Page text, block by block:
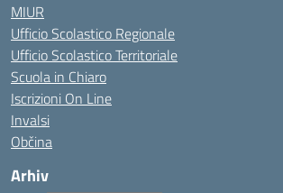
MIUR
Ufficio Scolastico Regionale
Ufficio Scolastico Territoriale
Scuola in Chiaro
Iscrizioni On Line
Invalsi
Občina
Arhiv